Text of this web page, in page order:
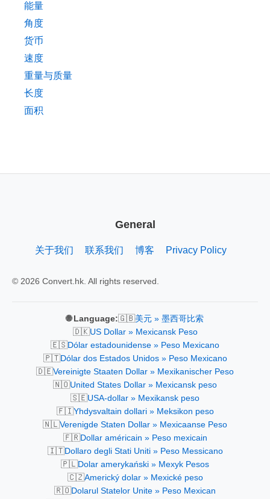
能量
角度
货币
速度
重量与质量
长度
面积
General
关于我们 联系我们 博客 Privacy Policy
© 2026 Convert.hk. All rights reserved.
🌐 Language:🇬🇧美元 » 墨西哥比索
🇩🇰US Dollar » Mexicansk Peso
🇪🇸Dólar estadounidense » Peso Mexicano
🇵🇹Dólar dos Estados Unidos » Peso Mexicano
🇩🇪Vereinigte Staaten Dollar » Mexikanischer Peso
🇳🇴United States Dollar » Mexicansk peso
🇸🇪USA-dollar » Mexikansk peso
🇫🇮Yhdysvaltain dollari » Meksikon peso
🇳🇱Verenigde Staten Dollar » Mexicaanse Peso
🇫🇷Dollar américain » Peso mexicain
🇮🇹Dollaro degli Stati Uniti » Peso Messicano
🇵🇱Dolar amerykański » Mexyk Pesos
🇨🇿Americký dolar » Mexické peso
🇷🇴Dolarul Statelor Unite » Peso Mexican